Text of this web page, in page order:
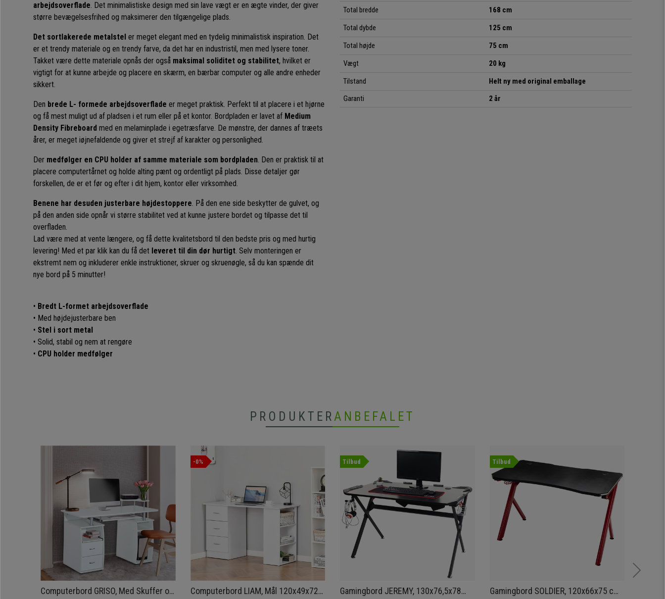
arbejdsoverflade. Det minimalistiske design med sin lave vægt er en ægte vinder, der giver
større bevægelsesfrihed og maksimerer den tilgængelige plads.
Det sortlakerede metalstel er meget elegant med en tydelig minimalistisk inspiration. Det
er et trendy materiale og en trendy farve, da det har en industristil, men med lysere toner.
Takket være dette materiale opnås der også maksimal soliditet og stabilitet, hvilket er
vigtigt for at kunne arbejde og placere en skærm, en bærbar computer og alle andre enheder
sikkert.
Den brede L- formede arbejdsoverflade er meget praktisk. Perfekt til at placere i et hjørne
og få mest muligt ud af pladsen i et rum eller på et kontor. Bordpladen er lavet af Medium
Density Fibreboard med en melaminplade i egetræsfarve. De mønstre, der dannes af træets
årer, er meget iøjnefaldende og giver et strejf af karakter og personlighed.
Der medfølger en CPU holder af samme materiale som bordpladen. Den er praktisk til at
placere computertårnet og holde alting pænt og ordentligt på plads. Disse detaljer gør
forskellen, de er et før og efter i dit hjem, kontor eller virksomhed.
Benene har desuden justerbare højdestoppere. På den ene side beskytter de gulvet, og
på den anden side opnår vi større stabilitet ved at kunne justere bordet og tilpasse det til
overfladen.
Lad være med at vente længere, og få dette kvalitetsbord til den bedste pris og med hurtig
levering! Med et par klik kan du få det leveret til din dør hurtigt. Selv monteringen er
ekstremt nem og inkluderer enkle instruktioner, skruer og skruenøgle, så du kan spænde dit
nye bord på 5 minutter!
• Bredt L-formet arbejdsoverflade
• Med højdejusterbare ben
• Stel i sort metal
• Solid, stabil og nem at rengøre
• CPU holder medfølger
Total bredde
168 cm
Total dybde
125 cm
Total højde
75 cm
Vægt
20 kg
Tilstand
Helt ny med original emballage
Garanti
2 år
PRODUKTERANBEFALET
Computerbord GRISO, Med Skuffer og
-0%
Computerbord LIAM, Mål 120x49x72
Tilbud
Gamingbord JEREMY, 130x76,5x78
Tilbud
Gamingbord SOLDIER, 120x66x75 cm,